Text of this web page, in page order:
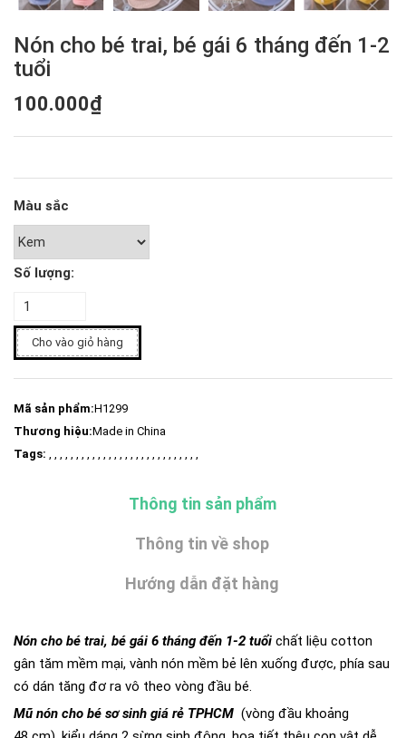
Nón cho bé trai, bé gái 6 tháng đến 1-2
tuổi
100.000₫
Màu sắc
Số lượng:
Cho vào giỏ hàng
Mã sản phẩm:H1299
Thương hiệu:Made in China
Tags: , , , , , , , , , , , , , , , , , , , , , , , , , , , ,
Thông tin sản phẩm
Thông tin về shop
Hướng dẫn đặt hàng
Nón cho bé trai, bé gái 6 tháng đến 1-2 tuổi chất liệu cotton
gân tăm mềm mại, vành nón mềm bẻ lên xuống được, phía sau
có dán tăng đơ ra vô theo vòng đầu bé.
Mũ nón cho bé sơ sinh giá rẻ TPHCM (vòng đầu khoảng